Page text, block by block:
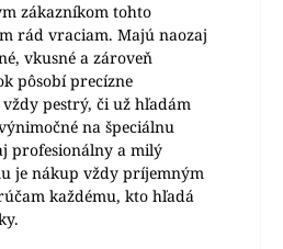
zákazníkom tohto
rád vraciam. Majú naozaj
vkusné a zároveň
pôsobí precízne
pestrý, či už hľadám
na špeciálnu
profesionálny a milý
je nákup vždy príjemným
každému, kto hľadá